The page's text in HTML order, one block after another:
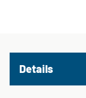
Details